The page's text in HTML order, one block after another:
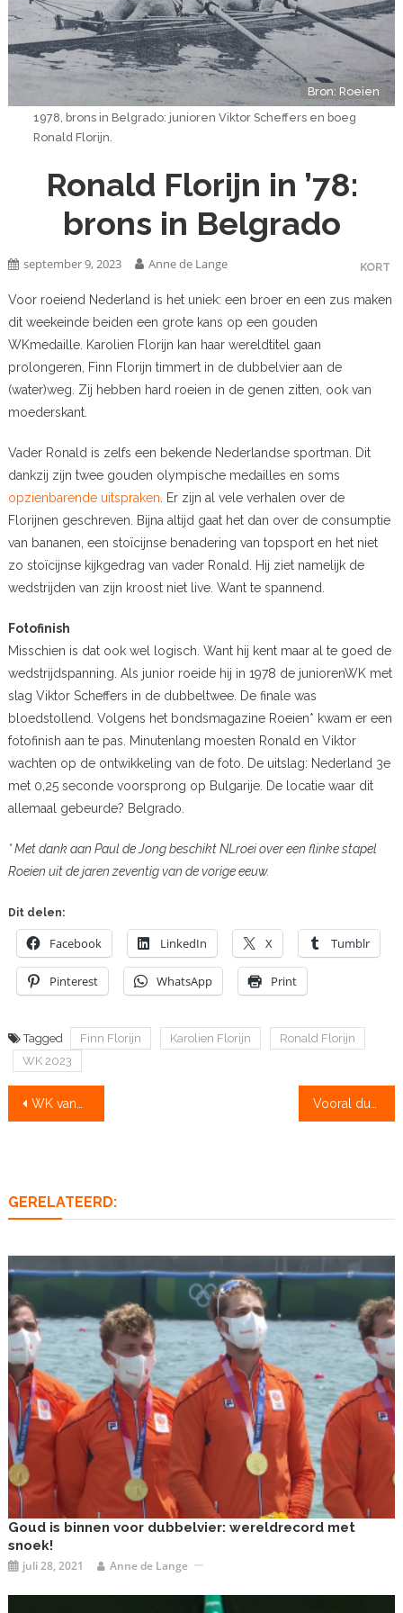
Bron: Roeien
1978, brons in Belgrado: junioren Viktor Scheffers en boeg
Ronald Florijn.
Ronald Florijn in ’78:
brons in Belgrado
KORT
september 9, 2023 Anne de Lange
Voor roeiend Nederland is het uniek: een broer en een zus maken
dit weekeinde beiden een grote kans op een gouden
WKmedaille. Karolien Florijn kan haar wereldtitel gaan
prolongeren, Finn Florijn timmert in de dubbelvier aan de
(water)weg. Zij hebben hard roeien in de genen zitten, ook van
moederskant.
Vader Ronald is zelfs een bekende Nederlandse sportman. Dit
dankzij zijn twee gouden olympische medailles en soms
opzienbarende uitspraken . Er zijn al vele verhalen over de
Florijnen geschreven. Bijna altijd gaat het dan over de consumptie
van bananen, een stoïcijnse benadering van topsport en het niet
zo stoïcijnse kijkgedrag van vader Ronald. Hij ziet namelijk de
wedstrijden van zijn kroost niet live. Want te spannend.
Fotofinish
Misschien is dat ook wel logisch. Want hij kent maar al te goed de
wedstrijdspanning. Als junior roeide hij in 1978 de juniorenWK met
slag Viktor Scheffers in de dubbeltwee. De finale was
bloedstollend. Volgens het bondsmagazine Roeien* kwam er een
fotofinish aan te pas. Minutenlang moesten Ronald en Viktor
wachten op de ontwikkeling van de foto. De uitslag: Nederland 3e
met 0,25 seconde voorsprong op Bulgarije. De locatie waar dit
allemaal gebeurde? Belgrado.
* Met dank aan Paul de Jong beschikt NLroei over een flinke stapel
Roeien uit de jaren zeventig van de vorige eeuw.
Dit delen:
Facebook LinkedIn X Tumblr
Pinterest WhatsApp Print
Tagged Finn Florijn Karolien Florijn
Ronald Florijn
WK 2023
Bericht
WK vandaag, D-finale 9.37 u, A-finales vanaf 13.05 u
GERELATEERD:
Goud is binnen voor dubbelvier: wereldrecord met
snoek!
juli 28, 2021 Anne de Lange